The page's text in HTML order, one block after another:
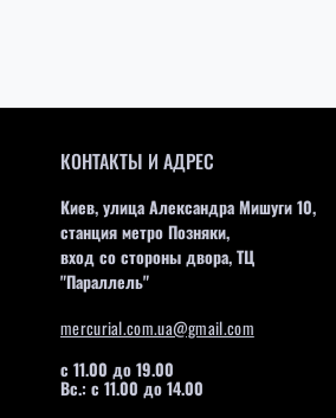
КОНТАКТЫ И АДРЕС
Киев, улица Александра Мишуги 10,
станция метро Позняки,
вход со стороны двора, ТЦ
"Параллель"
mercurial.com.ua@gmail.com
с 11.00 до 19.00
Вс.: с 11.00 до 14.00